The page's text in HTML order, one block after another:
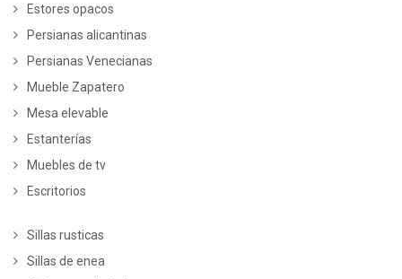
Estores opacos
Persianas alicantinas
Persianas Venecianas
Mueble Zapatero
Mesa elevable
Estanterías
Muebles de tv
Escritorios
Sillas rusticas
Sillas de enea